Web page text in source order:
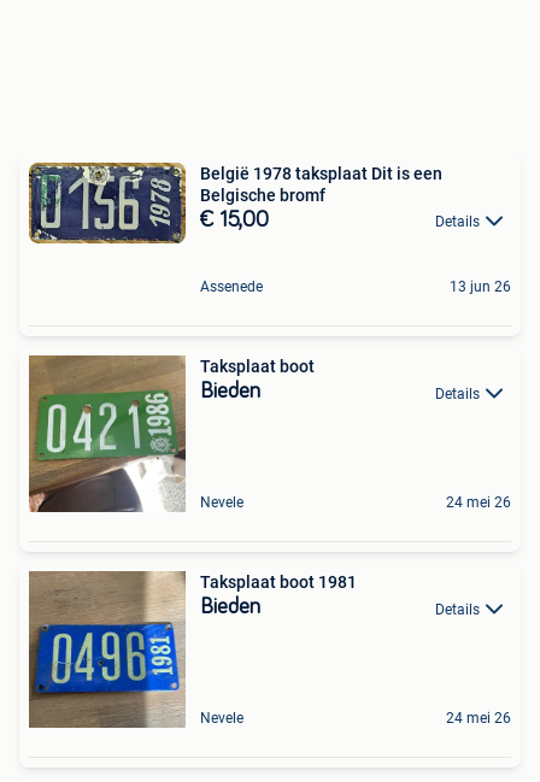
België 1978 taksplaat Dit is een
Belgische bromf
€ 15,00 Details
Assenede 13 jun 26
Taksplaat boot
Bieden Details
Nevele 24 mei 26
Taksplaat boot 1981
Bieden Details
Nevele 24 mei 26